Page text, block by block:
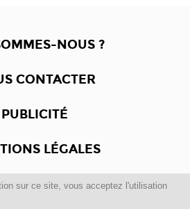
sur ce site, vous acceptez l'utilisation
NOUS ?
CONTACTER
PUBLICITÉ
LÉGALES
2017Dewalgo- Tous droits réservés.